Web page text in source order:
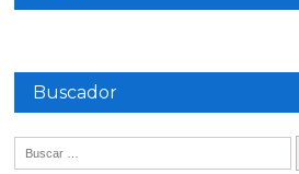
Buscador